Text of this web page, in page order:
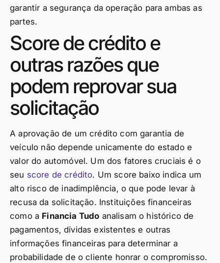
garantir a segurança da operação para ambas as
partes.
Score de crédito e
outras razões que
podem reprovar sua
solicitação
A aprovação de um crédito com garantia de
veículo não depende unicamente do estado e
valor do automóvel. Um dos fatores cruciais é o
seu score de crédito. Um score baixo indica um
alto risco de inadimplência, o que pode levar à
recusa da solicitação. Instituições financeiras
como a Financia Tudo analisam o histórico de
pagamentos, dívidas existentes e outras
informações financeiras para determinar a
probabilidade de o cliente honrar o compromisso.